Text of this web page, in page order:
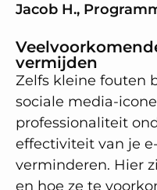
Jacob H.,
vermijden
Zelfs kleine fouten
sociale media-
professionaliteit
effectiviteit van je
verminderen. Hier
en hoe ze te